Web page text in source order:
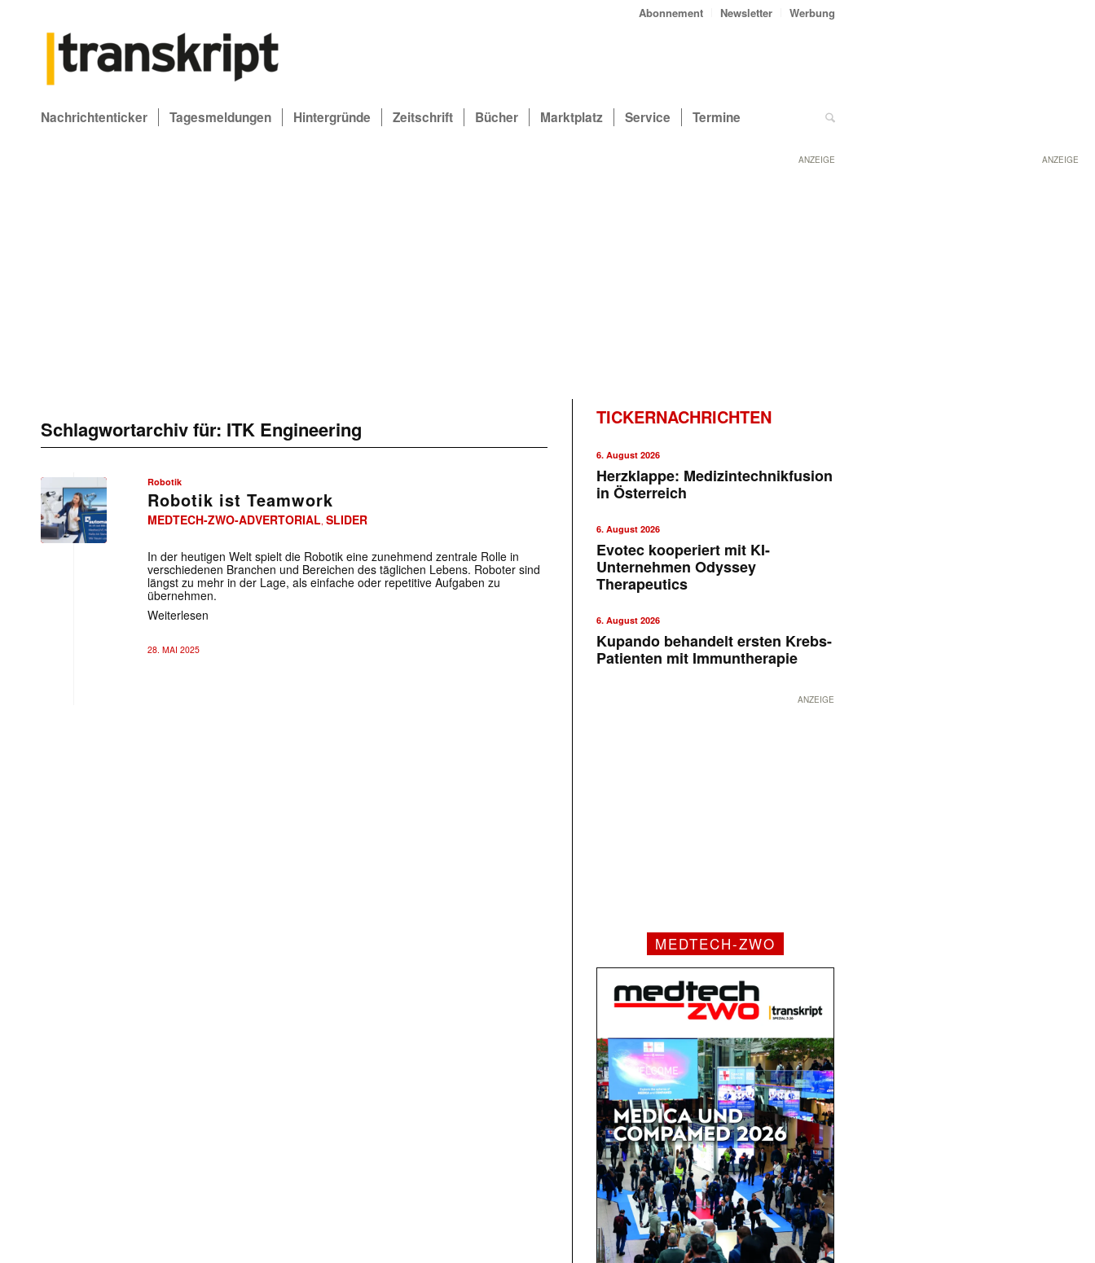
ANZEIGE
Abonnement Newsletter Werbung
Nachrichtenticker Tagesmeldungen Hintergründe Zeitschrift Bücher Marktplatz Service Termine
ANZEIGE
Schlagwortarchiv für: ITK Engineering
Robotik
Robotik ist Teamwork
MEDTECH-ZWO-ADVERTORIAL, SLIDER
In der heutigen Welt spielt die Robotik eine ­zunehmend zentrale Rolle in
verschiedenen Branchen und Bereichen des täglichen Lebens. Roboter sind
längst zu mehr in der Lage, als einfache oder repetitive Aufgaben zu
übernehmen.
Weiterlesen
28. MAI 2025
TICKERNACHRICHTEN
6. August 2026
Herzklappe: Medizintechnikfusion
in Österreich
6. August 2026
Evotec kooperiert mit KI-
Unternehmen Odyssey
Therapeutics
6. August 2026
Kupando behandelt ersten Krebs-
Patienten mit Immuntherapie
ANZEIGE
MEDTECH-ZWO